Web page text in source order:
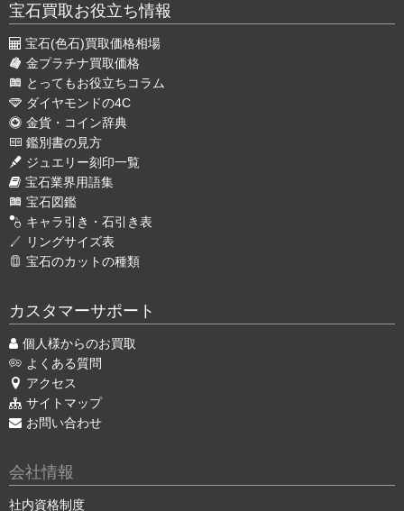
宝石買取お役立ち情報
宝石(色石)買取価格相場
金プラチナ買取価格
とってもお役立ちコラム
ダイヤモンドの4C
金貨・コイン辞典
鑑別書の見方
ジュエリー刻印一覧
宝石業界用語集
宝石図鑑
キャラ引き・石引き表
リングサイズ表
宝石のカットの種類
カスタマーサポート
個人様からのお買取
よくある質問
アクセス
サイトマップ
お問い合わせ
会社情報
社内資格制度